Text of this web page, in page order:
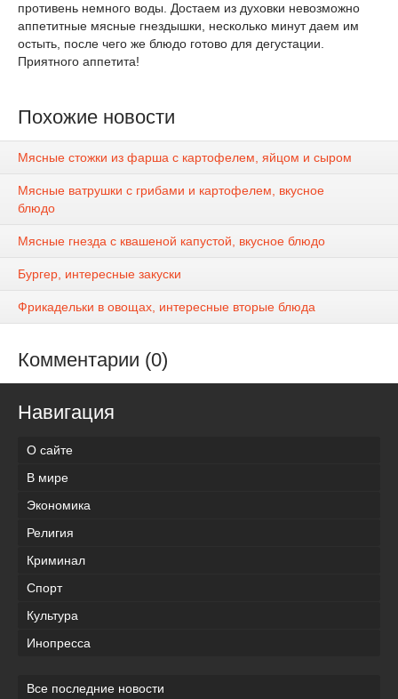
противень немного воды. Достаем из духовки невозможно
аппетитные мясные гнездышки, несколько минут даем им
остыть, после чего же блюдо готово для дегустации.
Приятного аппетита!
Похожие новости
Мясные стожки из фарша с картофелем, яйцом и сыром
Мясные ватрушки с грибами и картофелем, вкусное
блюдо
Мясные гнезда с квашеной капустой, вкусное блюдо
Бургер, интересные закуски
Фрикадельки в овощах, интересные вторые блюда
Комментарии (0)
Навигация
О сайте
В мире
Экономика
Религия
Криминал
Спорт
Культура
Инопресса
Все последние новости